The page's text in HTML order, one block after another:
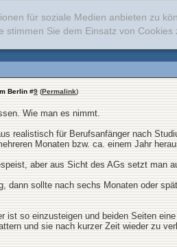
für soziale Medien anbieten zu
Sie dem Einsatz von Cookies
Berlin #9 (Permalink)
Wie man es nimmt.
realistisch für Berufsanfänger nach
Monaten bzw. ca. einem Jahr
aber aus Sicht des AGs setzt
dann sollte nach sechs Monaten oder
so einzusteigen und beiden Seiten
und sie nach kurzer Zeit wieder zu